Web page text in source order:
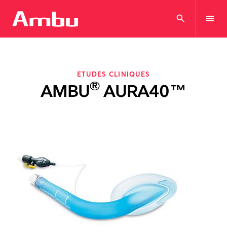
search menu
ETUDES CLINIQUES
AMBU®AURA40™